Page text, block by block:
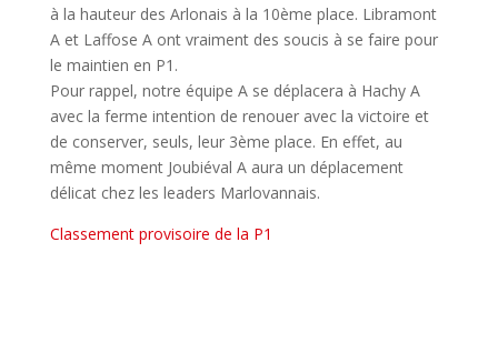
à la hauteur des Arlonais à la 10ème place. Libramont
A et Laffose A ont vraiment des soucis à se faire pour
le maintien en P1.
Pour rappel, notre équipe A se déplacera à Hachy A
avec la ferme intention de renouer avec la victoire et
de conserver, seuls, leur 3ème place. En effet, au
même moment Joubiéval A aura un déplacement
délicat chez les leaders Marlovannais.
Classement provisoire de la P1